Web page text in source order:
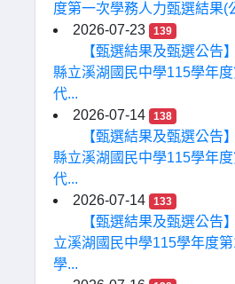
度第一次學務人力甄選結果(
2026-07-23
139
【甄選結果及甄選公告
縣立溪湖國民中學115學年
代...
2026-07-14
138
【甄選結果及甄選公告
縣立溪湖國民中學115學年
代...
2026-07-14
133
【甄選結果及甄選公告
立溪湖國民中學115學年度
學...